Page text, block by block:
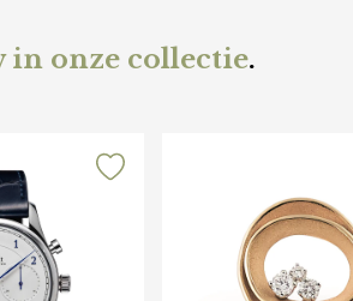
in onze collectie.